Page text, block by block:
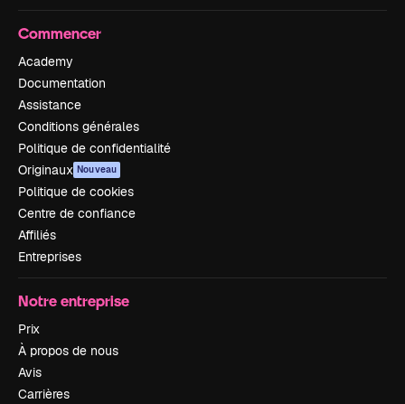
Commencer
Academy
Documentation
Assistance
Conditions générales
Politique de confidentialité
Originaux Nouveau
Politique de cookies
Centre de confiance
Affiliés
Entreprises
Notre entreprise
Prix
À propos de nous
Avis
Carrières